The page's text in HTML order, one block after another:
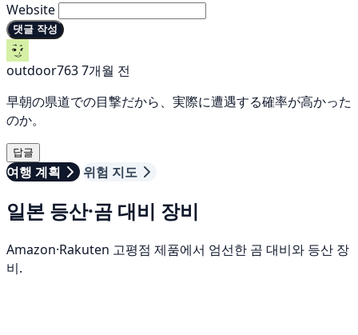
Website
댓글 작성
outdoor7637개월 전
早朝の県道での目撃だから、実際に遭遇する確率が高かった
のか。
답글
여행 계획 위험 지도
일본 등산·곰 대비 장비
Amazon·Rakuten 고평점 제품에서 엄선한 곰 대비와 등산 장
비.